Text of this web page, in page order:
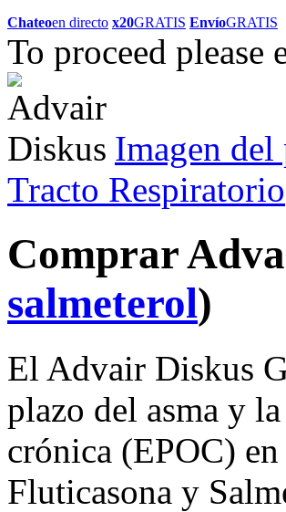
Chateoen directo x20GRATIS EnvíoGRATIS
To proceed please
Imagen
Tracto Respiratorio
Comprar
salmeterol)
El Advair Diskus
plazo del asma y
crónica (EPOC)
Fluticasona y